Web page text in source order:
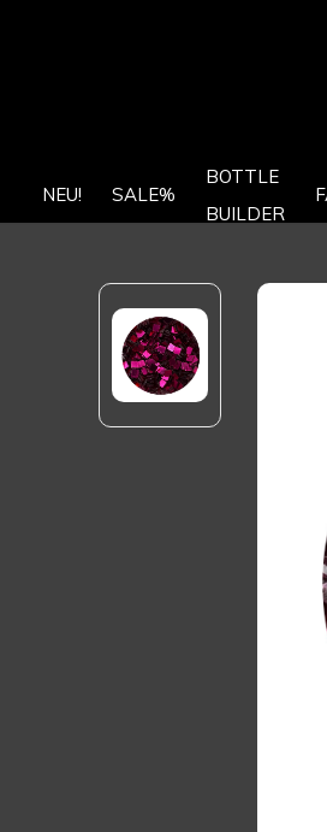
NEU! SALE%
BOTTLE
BUILDER